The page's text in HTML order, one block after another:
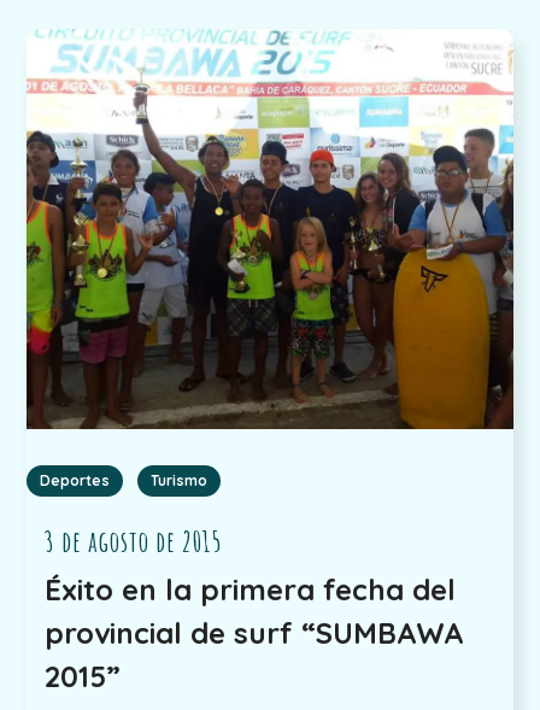
Deportes Turismo
3 de agosto de 2015
Éxito en la primera fecha del
provincial de surf “SUMBAWA
2015”